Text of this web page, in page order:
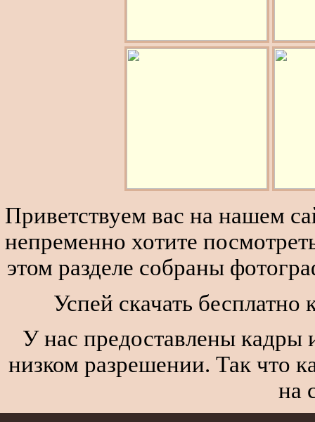
Приветствуем вас на нашем
непременно хотите
этом разделе собраны
Успей скачать
У нас предоставлены кадры
низком разрешении. Так что
на